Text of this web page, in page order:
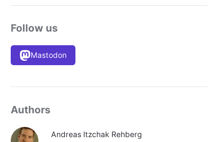
Follow us
Mastodon
Authors
Andreas Itzchak Rehberg